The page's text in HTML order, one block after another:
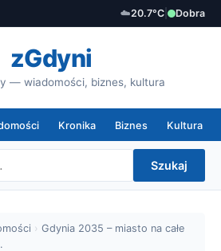
☁️20.7°C Dobra
zGdyni
— wiadomości, biznes, kultura
Kronika Biznes Kultura
Szukaj
› Gdynia 2035 – miasto na całe